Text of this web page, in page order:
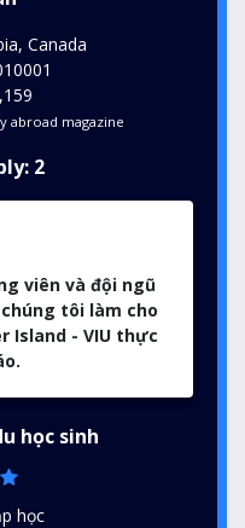
Canada
abroad magazine
2
viên và đội ngũ
tôi làm cho
Island - VIU thực
học sinh
học